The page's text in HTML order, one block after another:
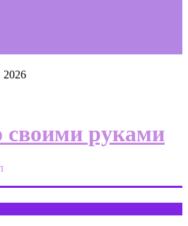
2026
своими руками